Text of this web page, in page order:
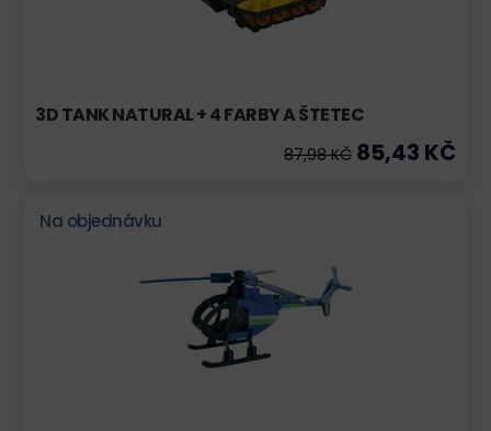
3D TANK NATURAL + 4 FARBY A ŠTETEC
87,98 KČ 85,43 KČ
Na objednávku